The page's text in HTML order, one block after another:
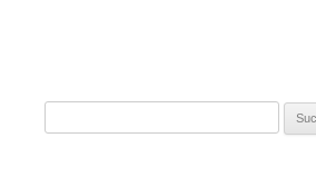
nach: